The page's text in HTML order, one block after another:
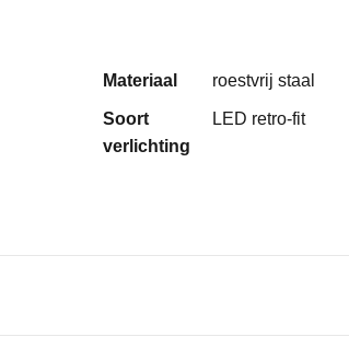
Materiaal roestvrij staal
Soort
verlichting
LED retro-fit